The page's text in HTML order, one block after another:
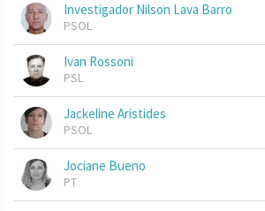
Investigador Nilson Lava Barro
PSOL
Ivan Rossoni
PSL
Jackeline Aristides
PSOL
Jociane Bueno
PT